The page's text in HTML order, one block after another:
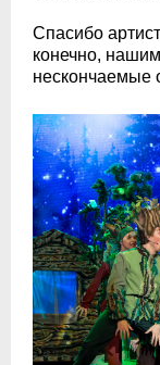
Спасибо
конечно,
нескончаемые